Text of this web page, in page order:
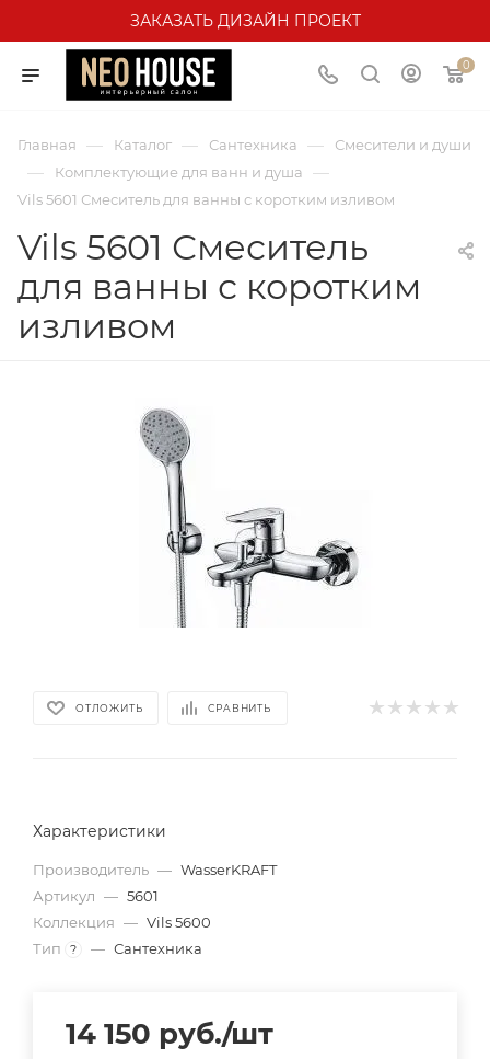
ЗАКАЗАТЬ ДИЗАЙН ПРОЕКТ
0
Главная — Каталог — Сантехника — Смесители и души
— Комплектующие для ванн и душа —
Vils 5601 Смеситель для ванны с коротким изливом
Vils 5601 Смеситель
для ванны с коротким
изливом
ОТЛОЖИТЬ СРАВНИТЬ
Характеристики
Производитель — WasserKRAFT
Артикул — 5601
Коллекция — Vils 5600
Тип
? — Сантехника
14 150 руб./шт